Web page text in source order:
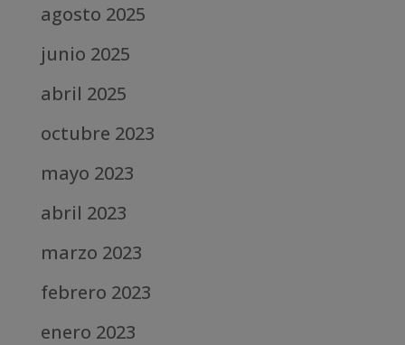
agosto 2025
junio 2025
abril 2025
octubre 2023
mayo 2023
abril 2023
marzo 2023
febrero 2023
enero 2023